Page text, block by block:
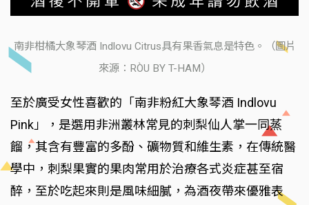
南非柑橘大象琴酒 Indlovu Citrus具有果香氣息是特色。（圖片
來源：RÒU BY T-HAM）
至於廣受女性喜歡的「南非粉紅大象琴酒 Indlovu
Pink」，是選用非洲叢林常見的刺梨仙人掌一同蒸
餾，其含有豐富的多酚、礦物質和維生素，在傳統醫
學中，刺梨果實的果肉常用於治療各式炎症甚至宿
醉，至於吃起來則是風味細膩，為酒夜帶來優雅表